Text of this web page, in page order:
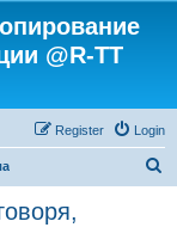
@R-TT
Login
Register